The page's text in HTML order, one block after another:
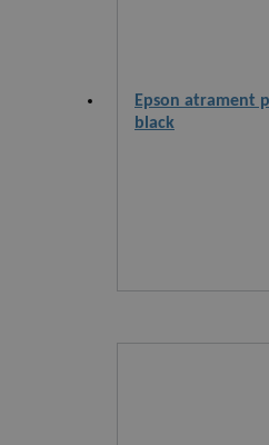
Epson atrament
black